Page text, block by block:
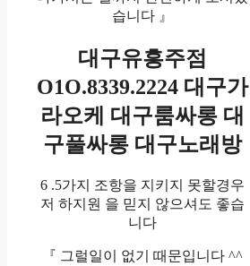
습니다 』
대구유흥주점
O1O.8339.2224 대구가
라오케 대구룸싸롱 대
구풀싸롱 대구노래방
6 .5가지 조항을 지키지 못할경우
저 하지원 을 믿지 않으셔도 좋습
니다
『 그럴일이 없기 때문입니다 ^^